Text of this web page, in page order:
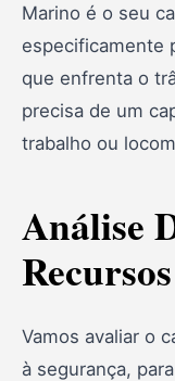
Marino é o seu
especificamente
que enfrenta o
precisa de um
trabalho ou
Análise
Recursos
Vamos avaliar o
à segurança,